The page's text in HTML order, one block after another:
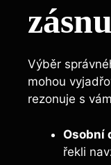
Výběr
mohou
rezonuje s
Osobní
řekli